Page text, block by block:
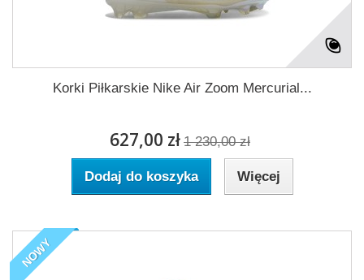
Korki Piłkarskie Nike Air Zoom Mercurial...
627,00 zł 1 230,00 zł
Dodaj do koszyka Więcej
NOWY